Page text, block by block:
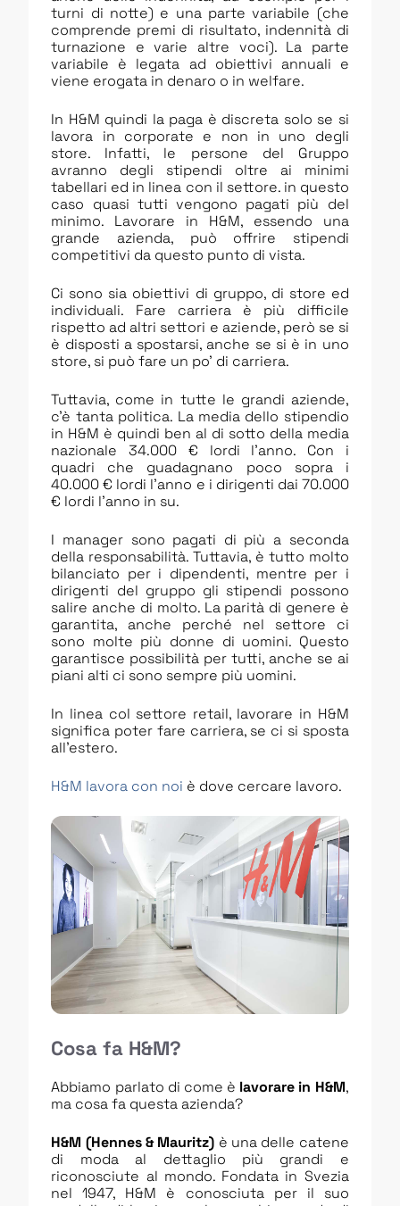
turni di notte) e una parte variabile (che
comprende premi di risultato, indennità di
turnazione e varie altre voci). La parte
variabile è legata ad obiettivi annuali e
viene erogata in denaro o in welfare.
In H&M quindi la paga è discreta solo se si
lavora in corporate e non in uno degli
store. Infatti, le persone del Gruppo
avranno degli stipendi oltre ai minimi
tabellari ed in linea con il settore. in questo
caso quasi tutti vengono pagati più del
minimo. Lavorare in H&M, essendo una
grande azienda, può offrire stipendi
competitivi da questo punto di vista.
Ci sono sia obiettivi di gruppo, di store ed
individuali. Fare carriera è più difficile
rispetto ad altri settori e aziende, però se si
è disposti a spostarsi, anche se si è in uno
store, si può fare un po’ di carriera.
Tuttavia, come in tutte le grandi aziende,
c’è tanta politica. La media dello stipendio
in H&M è quindi ben al di sotto della media
nazionale 34.000 € lordi l’anno. Con i
quadri che guadagnano poco sopra i
40.000 € lordi l’anno e i dirigenti dai 70.000
€ lordi l’anno in su.
I manager sono pagati di più a seconda
della responsabilità. Tuttavia, è tutto molto
bilanciato per i dipendenti, mentre per i
dirigenti del gruppo gli stipendi possono
salire anche di molto. La parità di genere è
garantita, anche perché nel settore ci
sono molte più donne di uomini. Questo
garantisce possibilità per tutti, anche se ai
piani alti ci sono sempre più uomini.
In linea col settore retail, lavorare in H&M
significa poter fare carriera, se ci si sposta
all’estero.
H&M lavora con noi è dove cercare lavoro.
Cosa fa H&M?
Abbiamo parlato di come è lavorare in H&M,
ma cosa fa questa azienda?
H&M (Hennes & Mauritz) è una delle catene
di moda al dettaglio più grandi e
riconosciute al mondo. Fondata in Svezia
nel 1947, H&M è conosciuta per il suo